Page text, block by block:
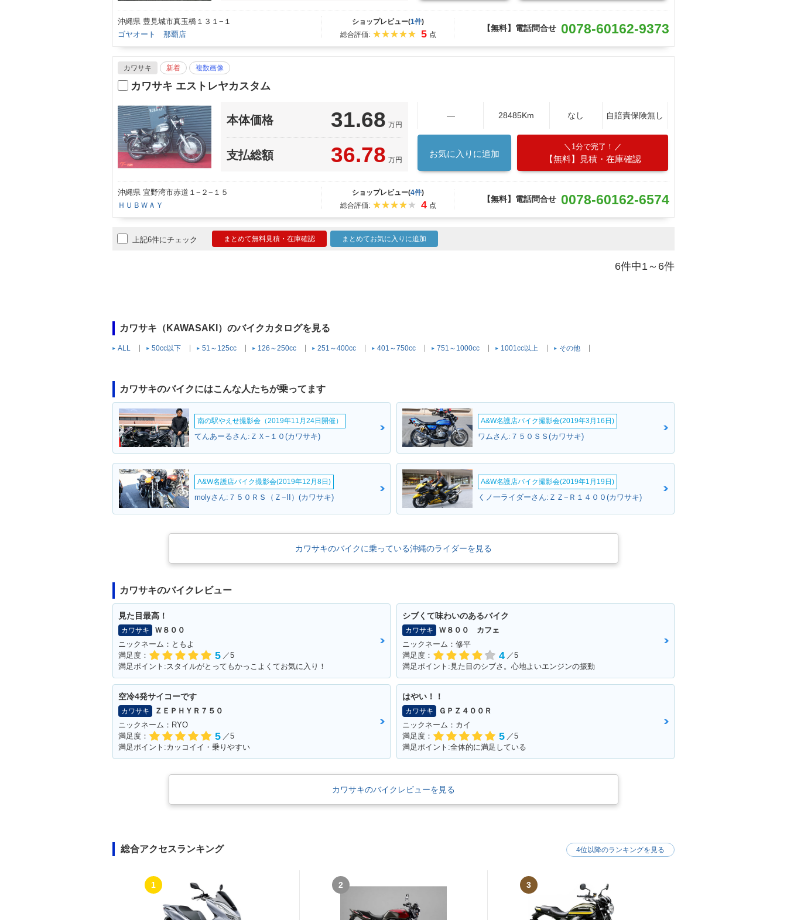
沖縄県 豊見城市真玉橋１３１−１
ゴヤオート 那覇店
ショップレビュー(1件)
総合評価:
5 点
【無料】電話問合せ 0078-60162-9373
カワサキ 新着 複数画像
カワサキ エストレヤカスタム
本体価格 31.68 万円
支払総額 36.78 万円
― 28485Km なし 自賠責保険無し
お気に入りに追加
1分で完了！
【無料】見積・在庫確認
沖縄県 宜野湾市赤道１−２−１５
ＨＵＢＷＡＹ
ショップレビュー(4件)
総合評価:
4 点
【無料】電話問合せ 0078-60162-6574
上記6件にチェック まとめて無料見積・在庫確認 まとめてお気に入りに追加
6件中1～6件
カワサキ（KAWASAKI）のバイクカタログを見る
ALL 50cc以下 51～125cc 126～250cc 251～400cc 401～750cc 751～1000cc 1001cc以上 その他
カワサキのバイクにはこんな人たちが乗ってます
南の駅やえせ撮影会（2019年11月24日開催）
てんあーるさん:ＺＸ−１０(カワサキ)
A&W名護店バイク撮影会(2019年3月16日)
ワムさん:７５０ＳＳ(カワサキ)
A&W名護店バイク撮影会(2019年12月8日)
molyさん:７５０ＲＳ（Ｚ−II）(カワサキ)
A&W名護店バイク撮影会(2019年1月19日)
くノ一ライダーさん:ＺＺ−Ｒ１４００(カワサキ)
カワサキのバイクに乗っている沖縄のライダーを見る
カワサキのバイクレビュー
見た目最高！
カワサキ
Ｗ８００
ニックネーム：ともよ
満足度：
5 ／5
満足ポイント:スタイルがとってもかっこよくてお気に入り！
シブくて味わいのあるバイク
カワサキ
Ｗ８００ カフェ
ニックネーム：修平
満足度：
4 ／5
満足ポイント:見た目のシブさ。心地よいエンジンの振動
空冷4発サイコーです
カワサキ
ＺＥＰＨＹＲ７５０
ニックネーム：RYO
満足度：
5 ／5
満足ポイント:カッコイイ・乗りやすい
はやい！！
カワサキ
ＧＰＺ４００Ｒ
ニックネーム：カイ
満足度：
5 ／5
満足ポイント:全体的に満足している
カワサキのバイクレビューを見る
総合アクセスランキング
1 2 3
4位以降のランキングを見る